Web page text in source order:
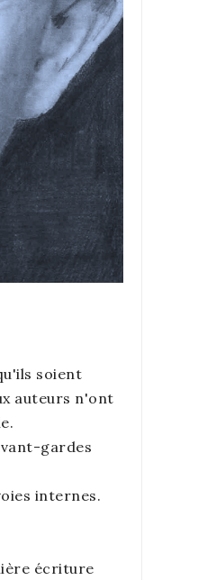
soient
auteurs n'ont
gardes
internes.
écriture